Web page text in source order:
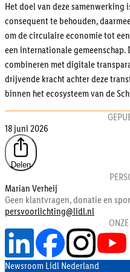
Het doel van deze
consequent te behouden,
om de circulaire economie tot
een internationale
combineren met digitale
drijvende kracht achter deze
binnen het ecosysteem van de
18 juni 2026
Delen
Marian Verheij
Geen klantvragen, donatie en
persvoorlichting@lidl.nl
Newsroom Lidl Nederland